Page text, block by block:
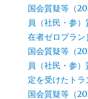
国会質疑等（
員（社民・参
在者ゼロプラン
国会質疑等（
員（社民・参
定を受けたトラ
国会質疑等（